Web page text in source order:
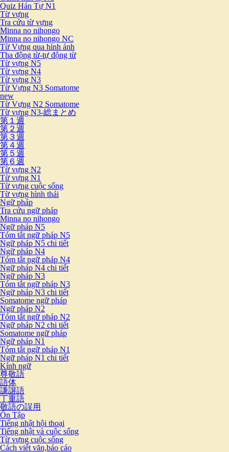
Quiz Hán Tự N1
Từ vựng
Tra cứu từ vựng
Minna no nihongo
Minna no nihongo NC
Từ Vựng qua hình ảnh
Tha động từ-tự động từ
Từ vựng N5
Từ vựng N4
Từ vựng N3
Từ Vựng N3 Somatome
new
Từ Vựng N2 Somatome
Từ vựng N3-総まとめ
第１週
第２週
第３週
第４週
第５週
第６週
Từ vựng N2
Từ vựng N1
Từ vựng cuộc sống
Từ vựng hình thái
Ngữ pháp
Tra cứu ngữ pháp
Minna no nihongo
Ngữ pháp N5
Tóm tắt ngữ pháp N5
Ngữ pháp N5 chi tiết
Ngữ pháp N4
Tóm tắt ngữ pháp N4
Ngữ pháp N4 chi tiết
Ngữ pháp N3
Tóm tắt ngữ pháp N3
Ngữ pháp N3 chi tiết
Somatome ngữ pháp
Ngữ pháp N2
Tóm tắt ngữ pháp N2
Ngữ pháp N2 chi tiết
Somatome ngữ pháp
Ngữ pháp N1
Tóm tắt ngữ pháp N1
Ngữ pháp N1 chi tiết
Kính ngữ
尊敬語
語体
謙譲語
丁重語
敬語の誤用
Ôn Tập
Tiếng nhật hội thoại
Tiếng nhật và cuộc sống
Từ vựng cuộc sống
Cách viết văn,báo cáo